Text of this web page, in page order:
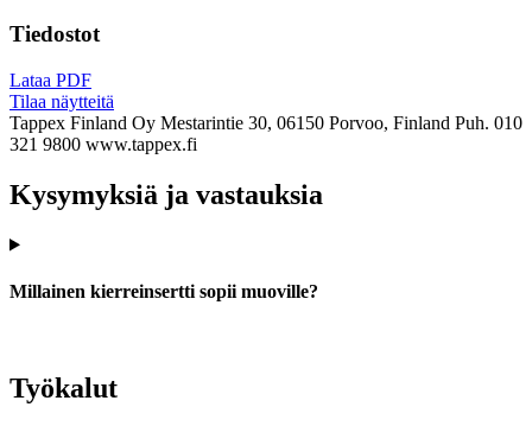
Tiedostot
Lataa PDF
Tilaa näytteitä
Tappex Finland Oy Mestarintie 30, 06150 Porvoo, Finland Puh. 010
321 9800 www.tappex.fi
Kysymyksiä ja vastauksia
Millainen kierreinsertti sopii muoville?
Työkalut